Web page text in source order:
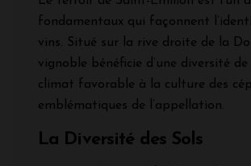
fondamentaux qui façonnent
vins. Situé sur la rive droite de la
vignoble bénéficie d’une diversité de
climat favorable à la culture des
emblématiques de l’appellation.
La Diversité des Sols